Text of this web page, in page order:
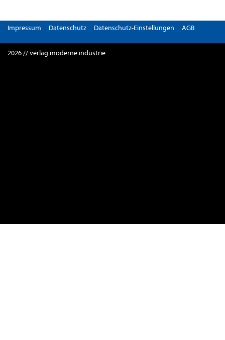
Impressum Datenschutz Datenschutz-Einstellungen AGB
2026 // verlag moderne industrie